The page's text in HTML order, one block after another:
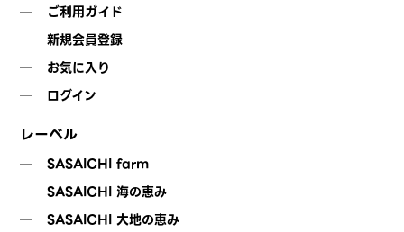
ご利用ガイド
新規会員登録
お気に入り
ログイン
レーベル
SASAICHI farm
SASAICHI 海の恵み
SASAICHI 大地の恵み